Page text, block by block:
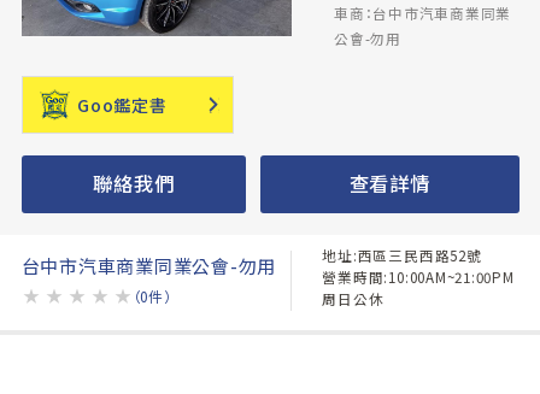
車商：台中市汽車商業同業
公會-勿用
Goo鑑定書
聯絡我們 查看詳情
台中市汽車商業同業公會-勿用
★ ★ ★ ★ ★ （0件）
地址:西區三民西路52號
營業時間:10:00AM~21:00PM
周日公休